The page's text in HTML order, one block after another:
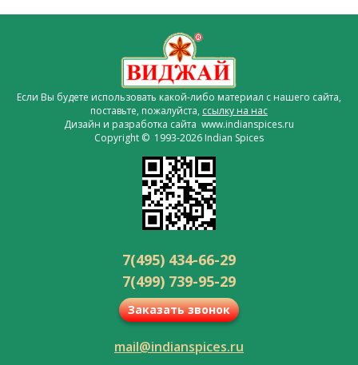
Если Вы будете использовать какой-либо материал с нашего сайта,
поставьте, пожалуйста, ссылку на нас
Дизайн и разработка сайта www.indianspices.ru
Copyright © 1993-2026 Indian Spices
7(495) 434-66-29
7(499) 739-95-29
Заказать звонок
mail@indianspices.ru